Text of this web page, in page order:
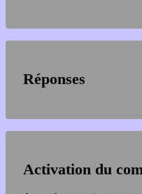
Réponses
Activation du